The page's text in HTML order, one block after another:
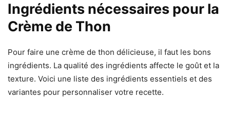
Ingrédients nécessaires pour la
Crème de Thon
Pour faire une crème de thon délicieuse, il faut les bons
ingrédients. La qualité des ingrédients affecte le goût et la
texture. Voici une liste des ingrédients essentiels et des
variantes pour personnaliser votre recette.